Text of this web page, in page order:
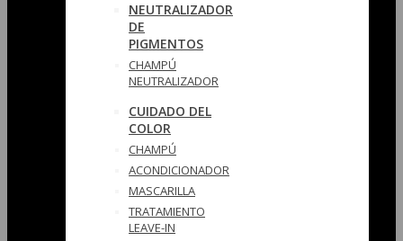
NEUTRALIZADOR
DE
PIGMENTOS
CHAMPÚ
NEUTRALIZADOR
CUIDADO DEL
COLOR
CHAMPÚ
ACONDICIONADOR
MASCARILLA
TRATAMIENTO
LEAVE-IN